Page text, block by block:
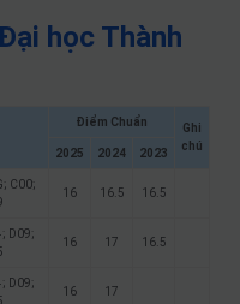
học Thành
Điểm Chuẩn
Ghi
chú
2025 2024 2023
C00;
16 16.5 16.5
D09;
16 17 16.5
D09;
16 17